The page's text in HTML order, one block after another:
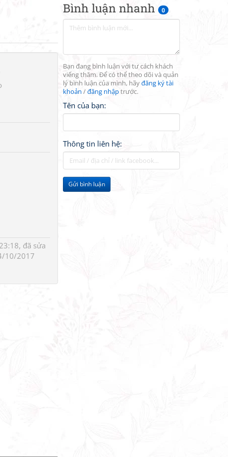
Bình luận nhanh 0
Bạn đang bình luận với tư cách khách
viếng thăm. Để có thể theo dõi và quản
lý bình luận của mình, hãyđăng ký tài
khoản /đăng nhậptrước.
Tên của bạn:
Thông tin liên hệ:
Gửi bình luận
đã sửa
10/2017